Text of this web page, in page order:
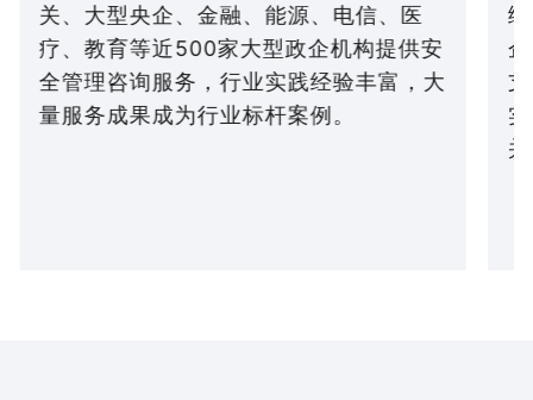
关、大型央企、金融、能源、电信、医
疗、教育等近500家大型政企机构提供安
全管理咨询服务，行业实践经验丰富，大
量服务成果成为行业标杆案例。